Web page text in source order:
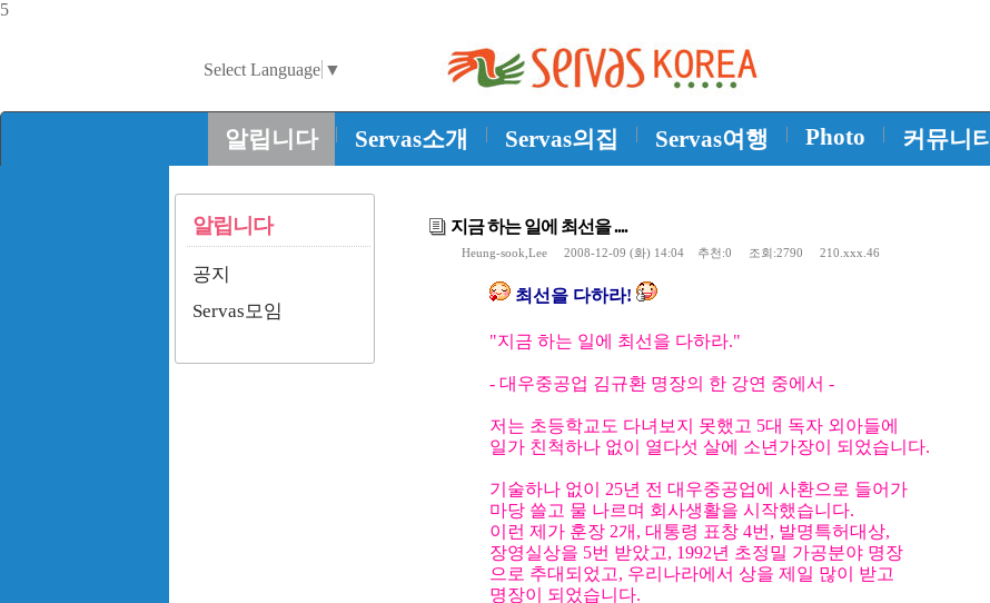
5
Select Language ▼
알립니다 | Servas소개 | Servas의집 | Servas여행 | Photo | 커뮤니티
알립니다
공지
Servas모임
지금 하는 일에 최선을 ....
Heung-sook,Lee2008-12-09 (화) 14:04 추천:0 조회:2790 210.xxx.46
최선을 다하라!
"지금 하는 일에 최선을 다하라."
- 대우중공업 김규환 명장의 한 강연 중에서 -
저는 초등학교도 다녀보지 못했고 5대 독자 외아들에
일가 친척하나 없이 열다섯 살에 소년가장이 되었습니다.
기술하나 없이 25년 전 대우중공업에 사환으로 들어가
마당 쓸고 물 나르며 회사생활을 시작했습니다.
이런 제가 훈장 2개, 대통령 표창 4번, 발명특허대상,
장영실상을 5번 받았고, 1992년 초정밀 가공분야 명장
으로 추대되었고, 우리나라에서 상을 제일 많이 받고
명장이 되었습니다.